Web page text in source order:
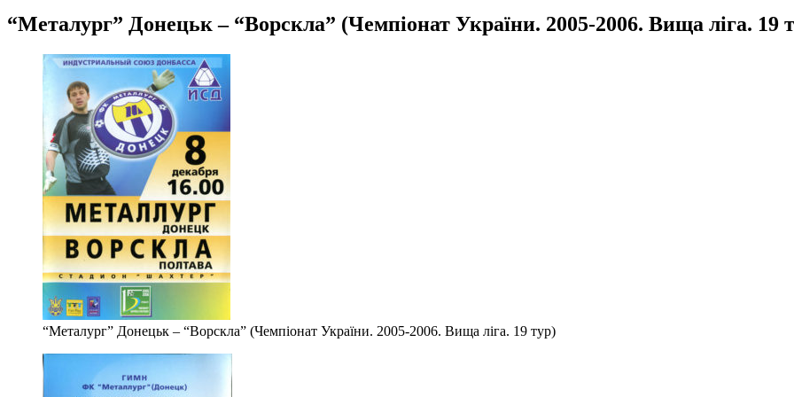
“Металург” Донецьк – “Ворскла” (Чемпіонат України. 2005-2006. Вища ліга. 19
“Металург” Донецьк – “Ворскла” (Чемпіонат України. 2005-2006. Вища ліга. 19 тур)